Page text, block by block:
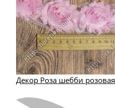
Декор Роза шебби розовая